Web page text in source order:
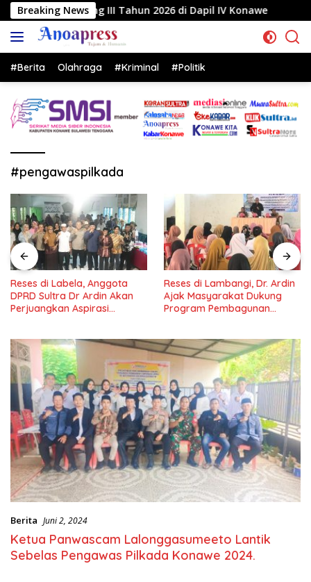
Langsung
ke
konten
Breaking News
III Tahun 2026 di Dapil IV Konawe Reses di
#Berita Olahraga #Kriminal #Politik
#pengawaspilkada
Reses di Labela, Anggota
DPRD Sultra Dr Ardin Akan
Perjuangkan Aspirasi
Reses di Lambangi, Dr. Ardin
Ajak Masyarakat Dukung
Program Pembagunan
Berita Juni 2, 2024
Ketua Panwascam Lalonggasumeeto Lantik
Sebelas Pengawas Pilkada Konawe 2024.